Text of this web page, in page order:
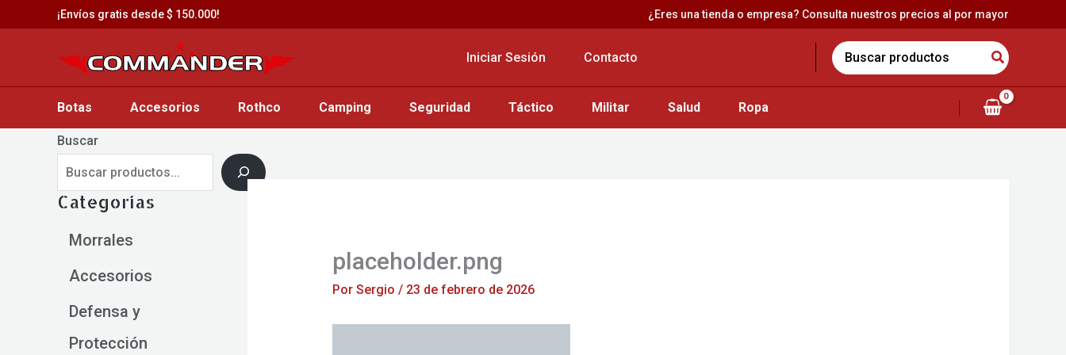
al
¡Envíos gratis desde $ 150.000! ¿Eres una tienda o empresa? Consulta nuestros precios al por mayor
Iniciar Sesión Contacto
Search
for:
Botas Accesorios Rothco Camping Seguridad Táctico Militar Salud Ropa
Buscar
Categorías
Morrales
Accesorios
Defensa y
Protección
placeholder.png
Por Sergio / 23 de febrero de 2026